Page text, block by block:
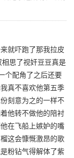
就吓跑了那我拉皮
思了视奸豆豆真是
个配角了之后还要
真不喜欢他第五季
刻意为之的一样不
他转不做他的陪衬
在飞船上嫉妒的嘴
这会慷慨激昂的歌
粉钻气得解体了紫